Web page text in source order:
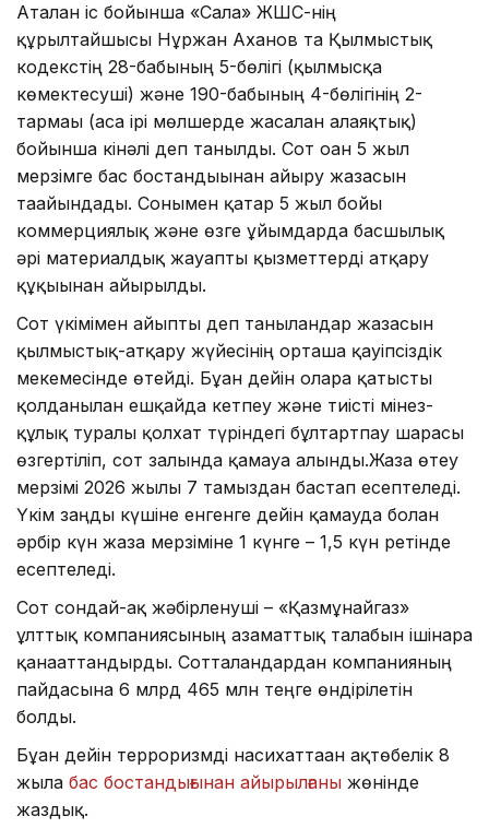
Аталған іс бойынша «Сала» ЖШС-нің
құрылтайшысы Нұржан Аханов та Қылмыстық
кодекстің 28-бабының 5-бөлігі (қылмысқа
көмектесуші) және 190-бабының 4-бөлігінің 2-
тармағы (аса ірі мөлшерде жасалған алаяқтық)
бойынша кінәлі деп танылды. Сот оған 5 жыл
мерзімге бас бостандығынан айыру жазасын
тағайындады. Сонымен қатар 5 жыл бойы
коммерциялық және өзге ұйымдарда басшылық
әрі материалдық жауапты қызметтерді атқару
құқығынан айырылды.
Сот үкімімен айыпты деп танылғандар жазасын
қылмыстық-атқару жүйесінің орташа қауіпсіздік
мекемесінде өтейді. Бұған дейін оларға қатысты
қолданылған ешқайда кетпеу және тиісті мінез-
құлық туралы қолхат түріндегі бұлтартпау шарасы
өзгертіліп, сот залында қамауға алынды.Жаза өтеу
мерзімі 2026 жылғы 7 тамыздан бастап есептеледі.
Үкім заңды күшіне енгенге дейін қамауда болған
әрбір күн жаза мерзіміне 1 күнге – 1,5 күн ретінде
есептеледі.
Сот сондай-ақ жәбірленуші – «Қазмұнайгаз»
ұлттық компаниясының азаматтық талабын ішінара
қанағаттандырды. Сотталғандардан компанияның
пайдасына 6 млрд 465 млн теңге өндірілетін
болды.
Бұған дейін терроризмді насихаттаған ақтөбелік 8
жылға бас бостандығынан айырылғаны жөнінде
жаздық.